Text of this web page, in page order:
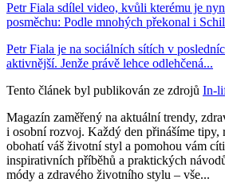
Petr Fiala sdílel video, kvůli kterému je
posměchu: Podle mnohých překonal i
Petr Fiala je na sociálních sítích v
aktivnější. Jenže právě lehce odlehčená...
Tento článek byl publikován ze zdrojů In-
Magazín zaměřený na aktuální trendy,
i osobní rozvoj. Každý den přinášíme tipy,
obohatí váš životní styl a pomohou vám
inspirativních příběhů a praktických
módy a zdravého životního stylu – vše...